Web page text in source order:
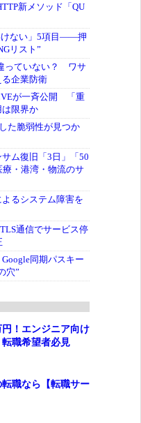
新メソッド「QU
けない」5項目――押
リスト”
っていない？ ワサ
企業防衛
が一斉公開 「重
限界か
た脆弱性が見つか
ム復旧「3日」「50
・港湾・物流のサ
るシステム障害を
通信でサービス停
同期パスキー
穴”
！エンジニア向け
職希望者必見
職なら【転職サー